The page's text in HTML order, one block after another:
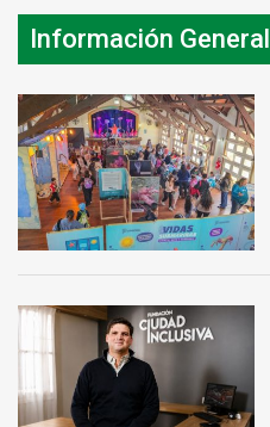
Información General